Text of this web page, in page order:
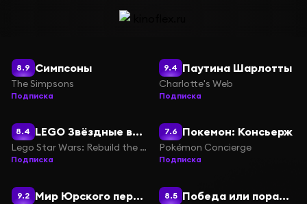
8.9 Симпсоны
The Simpsons
Подписка
9.4 Паутина Шарлотты
Charlotte's Web
Подписка
8.4 LEGO Звёздные войны: Восстанови Галактику
Lego Star Wars: Rebuild the Galaxy
Подписка
7.6 Покемон: Консьерж
Pokémon Concierge
Подписка
9.2 Мир Юрского периода: Теория хаоса 8.5 Победа или поражение